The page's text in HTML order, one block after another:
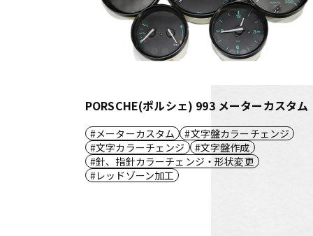
PORSCHE(ポルシェ) 993 メーターカスタム
メーターカスタム
文字盤カラーチェンジ
文字カラーチェンジ
文字盤作成
針、指針カラーチェンジ・形状変更
レッドゾーン加工